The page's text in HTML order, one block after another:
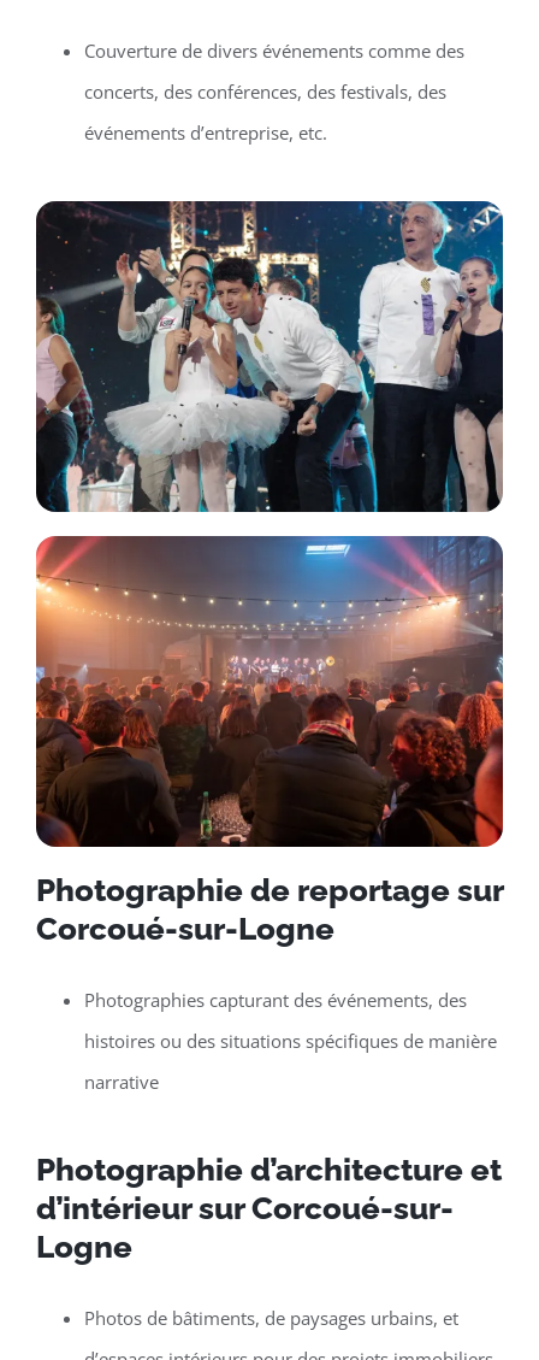
Couverture de divers événements comme des
concerts, des conférences, des festivals, des
événements d’entreprise, etc.
Photographie de reportage sur
Corcoué-sur-Logne
Photographies capturant des événements, des
histoires ou des situations spécifiques de manière
narrative
Photographie d’architecture et
d’intérieur sur Corcoué-sur-
Logne
Photos de bâtiments, de paysages urbains, et